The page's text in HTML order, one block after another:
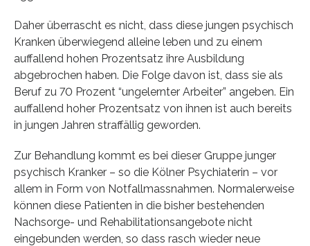
Daher überrascht es nicht, dass diese jungen psychisch
Kranken überwiegend alleine leben und zu einem
auffallend hohen Prozentsatz ihre Ausbildung
abgebrochen haben. Die Folge davon ist, dass sie als
Beruf zu 70 Prozent “ungelernter Arbeiter” angeben. Ein
auffallend hoher Prozentsatz von ihnen ist auch bereits
in jungen Jahren straffällig geworden.
Zur Behandlung kommt es bei dieser Gruppe junger
psychisch Kranker – so die Kölner Psychiaterin – vor
allem in Form von Notfallmassnahmen. Normalerweise
können diese Patienten in die bisher bestehenden
Nachsorge- und Rehabilitationsangebote nicht
eingebunden werden, so dass rasch wieder neue